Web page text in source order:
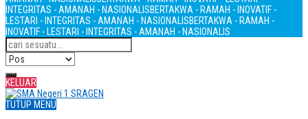
INTEGRITAS - AMANAH - NASIONALISBERTAKWA - RAMAH - INOVATIF -
LESTARI - INTEGRITAS - AMANAH - NASIONALISBERTAKWA - RAMAH -
INOVATIF - LESTARI - INTEGRITAS - AMANAH - NASIONALIS
KELUAR
TUTUP MENU